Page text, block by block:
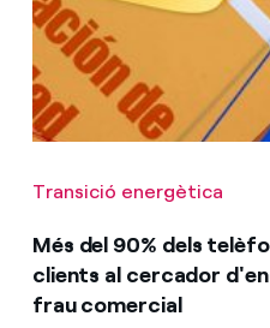
Transició energètica
Més del 90% dels
clients al cercador
frau comercial